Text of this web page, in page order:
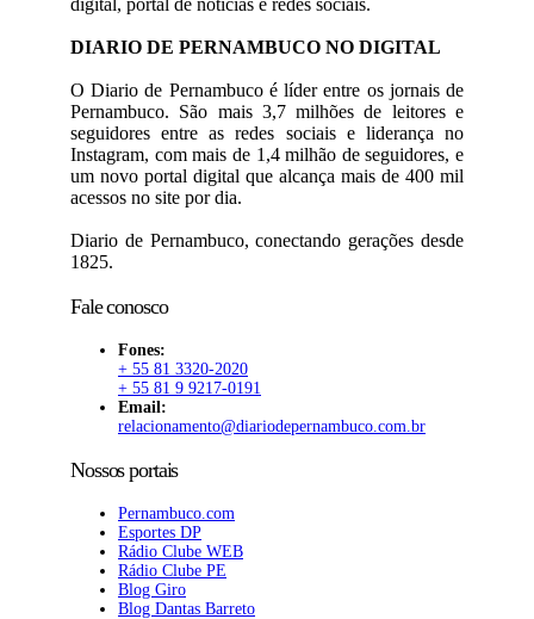
digital, portal de notícias e redes sociais.
DIARIO DE PERNAMBUCO NO DIGITAL
O Diario de Pernambuco é líder entre os jornais de
Pernambuco. São mais 3,7 milhões de leitores e
seguidores entre as redes sociais e liderança no
Instagram, com mais de 1,4 milhão de seguidores, e
um novo portal digital que alcança mais de 400 mil
acessos no site por dia.
Diario de Pernambuco, conectando gerações desde
1825.
Fale conosco
Fones:
+ 55 81 3320-2020
+ 55 81 9 9217-0191
Email:
relacionamento@diariodepernambuco.com.br
Nossos portais
Pernambuco.com
Esportes DP
Rádio Clube WEB
Rádio Clube PE
Blog Giro
Blog Dantas Barreto